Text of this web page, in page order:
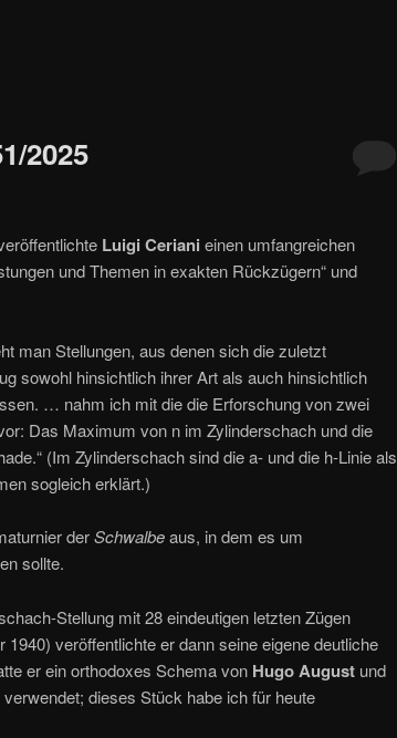
2025
Luigi Ceriani einen umfangreichen
und Themen in exakten Rückzügern“ und
man Stellungen, aus denen sich die zuletzt
sowohl hinsichtlich ihrer Art als auch hinsichtlich
… nahm ich mit die die Erforschung von zwei
Das Maximum von n im Zylinderschach und die
(Im Zylinderschach sind die a- und die h-Linie als
sogleich erklärt.)
derSchwalbeaus, in dem es um
sollte.
Stellung mit 28 eindeutigen letzten Zügen
veröffentlichte er dann seine eigene deutliche
er ein orthodoxes Schema von Hugo August und
dieses Stück habe ich für heute